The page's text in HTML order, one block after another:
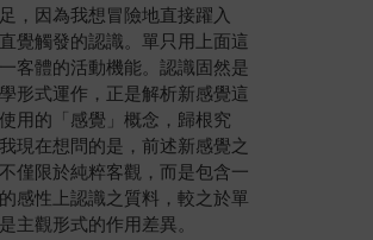
，因為我想冒險地直接躍入
覺觸發的認識。單只用上面這
客體的活動機能。認識固然是
形式運作，正是解析新感覺這
用的「感覺」概念，歸根究
現在想問的是，前述新感覺之
僅限於純粹客觀，而是包含一
感性上認識之質料，較之於單
主觀形式的作用差異。